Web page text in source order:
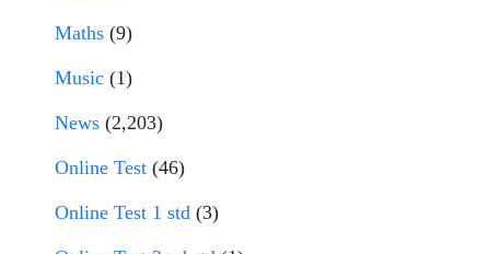
Maths (9)
Music (1)
News (2,203)
Online Test (46)
Online Test 1 std (3)